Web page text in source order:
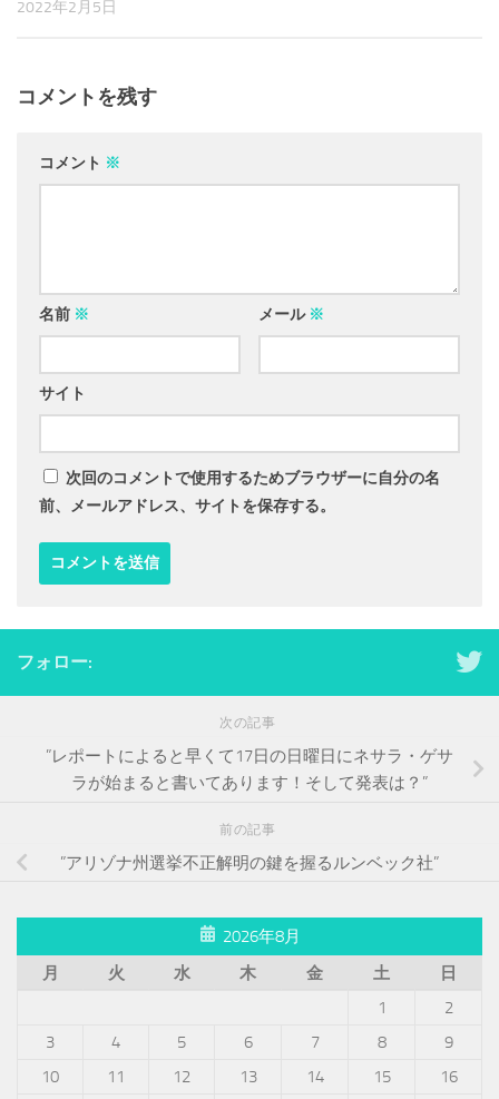
2022年2月5日
コメントを残す
コメント ※
名前 ※ メール ※
サイト
次回のコメントで使用するためブラウザーに自分の名
前、メールアドレス、サイトを保存する。
フォロー:
次の記事
”レポートによると早くて17日の日曜日にネサラ・ゲサ
ラが始まると書いてあります！そして発表は？”
前の記事
”アリゾナ州選挙不正解明の鍵を握るルンベック社”
2026年8月
月
火 水 木 金 土
日
1
2
3
4 5 6 7 8
9
10
11 12 13 14 15
16